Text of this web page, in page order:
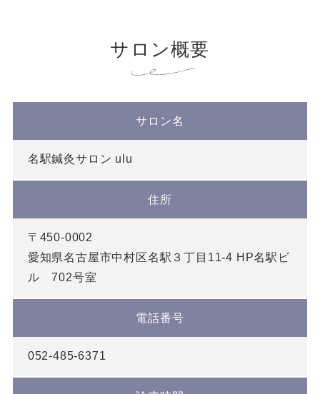
サロン概要
サロン名
名駅鍼灸サロン ulu
住所
〒450-0002
愛知県名古屋市中村区名駅３丁目11-4 HP名駅ビ
ル 702号室
電話番号
052-485-6371